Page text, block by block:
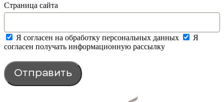
Страница сайта
Я согласен на обработку персональных данных
Я
согласен получать информационную рассылку
Отправить